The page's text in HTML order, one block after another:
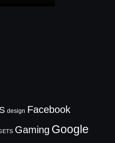
design Facebook
Gaming Google